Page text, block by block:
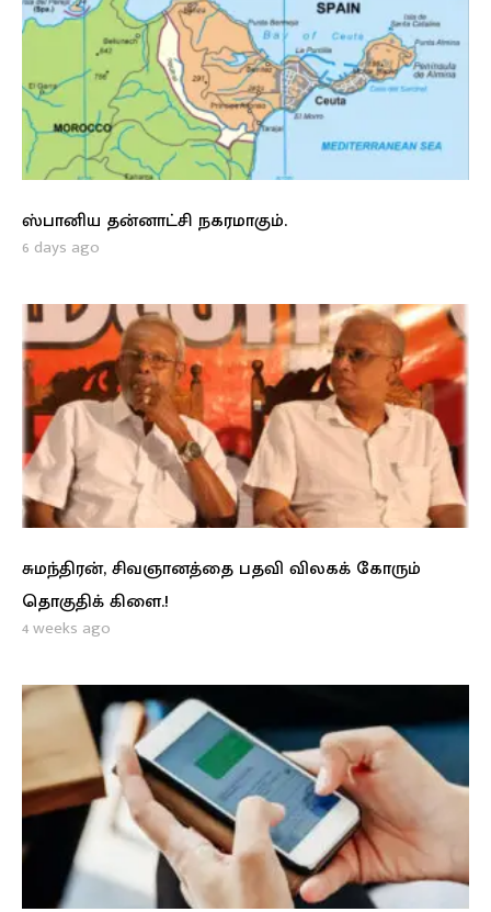
ஸ்பானிய தன்னாட்சி நகரமாகும்.
6 days ago
சுமந்திரன், சிவஞானத்தை பதவி விலகக் கோரும்
தொகுதிக் கிளை.!
4 weeks ago